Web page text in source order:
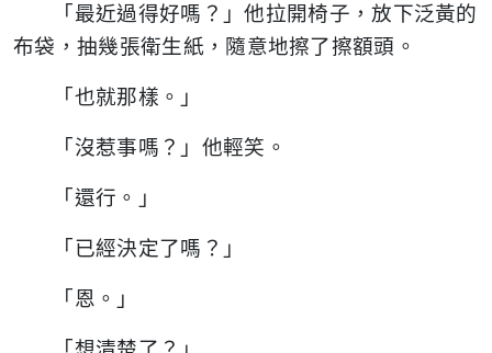
「最近過得好嗎？」他拉開椅子，放下泛黃的
布袋，抽幾張衛生紙，隨意地擦了擦額頭。
「也就那樣。」
「沒惹事嗎？」他輕笑。
「還行。」
「已經決定了嗎？」
「恩。」